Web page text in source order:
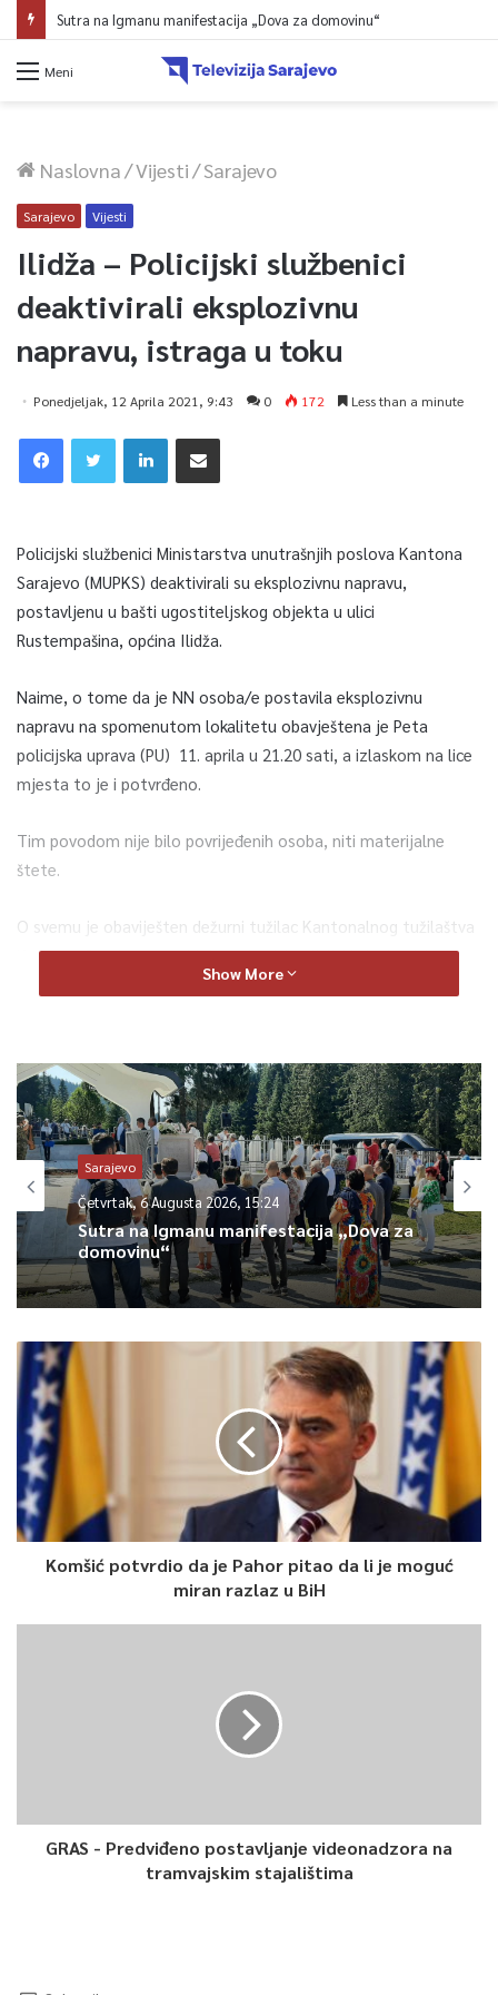
Sutra na Igmanu manifestacija „Dova za domovinu“
Meni
Naslovna/Vijesti/Sarajevo
Sarajevo Vijesti
Ilidža – Policijski službenici
deaktivirali eksplozivnu
napravu, istraga u toku
Ponedjeljak, 12 Aprila 2021, 9:43 0 172 Less than a minute
Policijski službenici Ministarstva unutrašnjih poslova Kantona
Sarajevo (MUPKS) deaktivirali su eksplozivnu napravu,
postavljenu u bašti ugostiteljskog objekta u ulici
Rustempašina, općina Ilidža.
Naime, o tome da je NN osoba/e postavila eksplozivnu
napravu na spomenutom lokalitetu obavještena je Peta
policijska uprava (PU) 11. aprila u 21.20 sati, a izlaskom na lice
mjesta to je i potvrđeno.
Tim povodom nije bilo povrijeđenih osoba, niti materijalne
štete.
O svemu je obaviješten dežurni tužilac Kantonalnog tužilaštva
Kantona Sarajevo, a uviđaj će obaviti policijski službenici
Uprave policije MUP-a Kantona Sarajevo.
događaja, saopćeno je iz MUP-a KS.
0
Article Rating
Show More
Sarajevo
Četvrtak, 6 Augusta 2026, 15:24
Sutra na Igmanu manifestacija „Dova za
domovinu“
Komšić potvrdio da je Pahor pitao da li je moguć
miran razlaz u BiH
GRAS - Predviđeno postavljanje videonadzora na
tramvajskim stajalištima